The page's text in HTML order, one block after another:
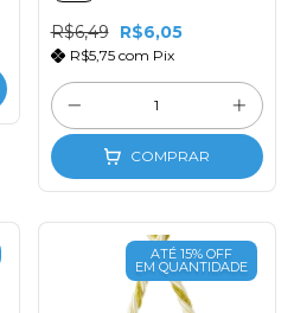
R$6,49 R$6,05
R$5,75 com Pix
COMPRAR
ATÉ 15% OFF
EM QUANTIDADE